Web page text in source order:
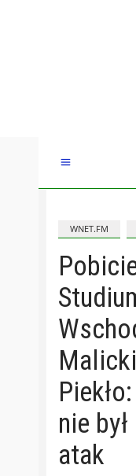
WNET.FM
nie
atak